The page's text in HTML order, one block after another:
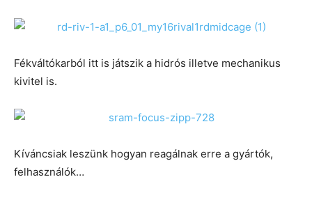
Fékváltókarból itt is játszik a hidrós illetve mechanikus
kivitel is.
Kíváncsiak leszünk hogyan reagálnak erre a gyártók,
felhasználók…